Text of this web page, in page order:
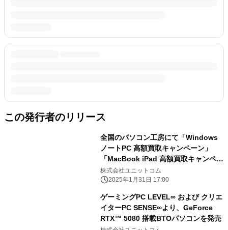
この発行者のリリース
全国のパソコン工房にて「Windows
ノートPC 高額買取キャンペーン」
「MacBook iPad 高額買取キャンペー
ン」を 2月1日から2月28日まで期間限
定で同時開催！ 対象商品の買取が最終
の日」開催日なら更に10％増額！
株式会社ユニットコム
2025年1月31日 17:00
ゲーミングPC LEVEL∞ および クリエ
イターPC SENSE∞より、GeForce
RTX™ 5080 搭載BTOパソコンを発売